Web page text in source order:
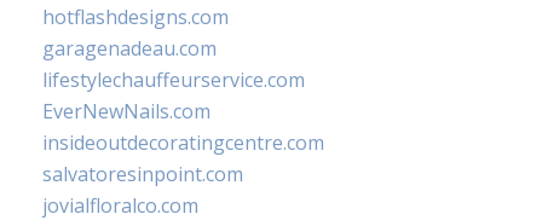
hotflashdesigns.com
garagenadeau.com
lifestylechauffeurservice.com
EverNewNails.com
insideoutdecoratingcentre.com
salvatoresinpoint.com
jovialfloralco.com